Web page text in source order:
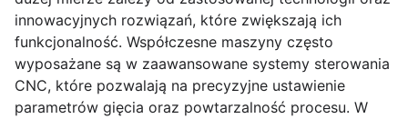
innowacyjnych rozwiązań, które zwiększają ich
funkcjonalność. Współczesne maszyny często
wyposażane są w zaawansowane systemy sterowania
CNC, które pozwalają na precyzyjne ustawienie
parametrów gięcia oraz powtarzalność procesu. W